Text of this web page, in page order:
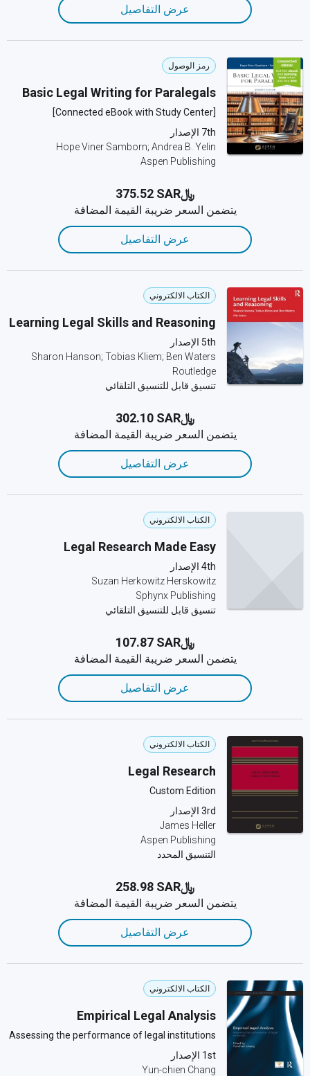
عرض التفاصيل
رمز الوصول
Basic Legal Writing for Paralegals
[Connected eBook with Study Center]
7th الإصدار
Hope Viner Samborn; Andrea B. Yelin
Aspen Publishing
﷼‎375.52 SAR
يتضمن السعر ضريبة القيمة المضافة
عرض التفاصيل
الكتاب الالكتروني
Learning Legal Skills and Reasoning
5th الإصدار
Sharon Hanson; Tobias Kliem; Ben Waters
Routledge
تنسيق قابل للتنسيق التلقائي
﷼‎302.10 SAR
يتضمن السعر ضريبة القيمة المضافة
عرض التفاصيل
الكتاب الالكتروني
Legal Research Made Easy
4th الإصدار
Suzan Herkowitz Herskowitz
Sphynx Publishing
تنسيق قابل للتنسيق التلقائي
﷼‎107.87 SAR
يتضمن السعر ضريبة القيمة المضافة
عرض التفاصيل
الكتاب الالكتروني
Legal Research
Custom Edition
3rd الإصدار
James Heller
Aspen Publishing
التنسيق المحدد
﷼‎258.98 SAR
يتضمن السعر ضريبة القيمة المضافة
عرض التفاصيل
الكتاب الالكتروني
Empirical Legal Analysis
Assessing the performance of legal institutions
1st الإصدار
Yun-chien Chang